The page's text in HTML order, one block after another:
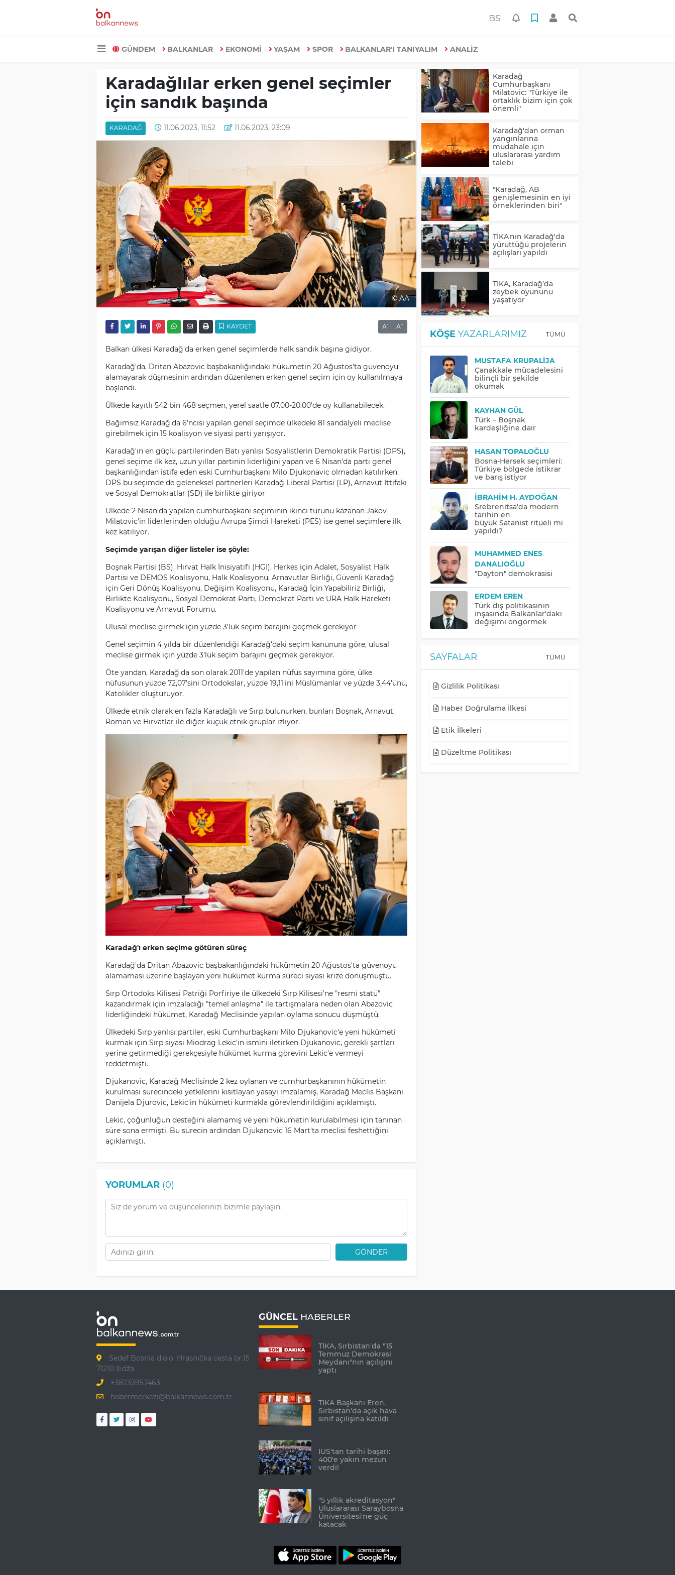
BS
GÜNDEM BALKANLAR EKONOMİ YAŞAM SPOR BALKANLAR'I TANIYALIM ANALİZ
Karadağlılar erken genel seçimler
için sandık başında
KARADAĞ 11.06.2023, 11:52 11.06.2023, 23:09
© AA
KAYDET A- A+
Balkan ülkesi Karadağ'da erken genel seçimlerde halk sandık başına gidiyor.
Karadağ'da, Dritan Abazovic başbakanlığındaki hükümetin 20 Ağustos'ta güvenoyu
alamayarak düşmesinin ardından düzenlenen erken genel seçim için oy kullanılmaya
başlandı.
Ülkede kayıtlı 542 bin 468 seçmen, yerel saatle 07.00-20.00'de oy kullanabilecek.
Bağımsız Karadağ'da 6'ncısı yapılan genel seçimde ülkedeki 81 sandalyeli meclise
girebilmek için 15 koalisyon ve siyasi parti yarışıyor.
Karadağ'ın en güçlü partilerinden Batı yanlısı Sosyalistlerin Demokratik Partisi (DPS),
genel seçime ilk kez, uzun yıllar partinin liderliğini yapan ve 6 Nisan'da parti genel
başkanlığından istifa eden eski Cumhurbaşkanı Milo Djukonavic olmadan katılırken,
DPS bu seçimde de geleneksel partnerleri Karadağ Liberal Partisi (LP), Arnavut İttifakı
ve Sosyal Demokratlar (SD) ile birlikte giriyor
Ülkede 2 Nisan'da yapılan cumhurbaşkanı seçiminin ikinci turunu kazanan Jakov
Milatovic'in liderlerinden olduğu Avrupa Şimdi Hareketi (PES) ise genel seçimlere ilk
kez katılıyor.
Seçimde yarışan diğer listeler ise şöyle:
Boşnak Partisi (BS), Hırvat Halk İnisiyatifi (HGI), Herkes için Adalet, Sosyalist Halk
Partisi ve DEMOS Koalisyonu, Halk Koalisyonu, Arnavutlar Birliği, Güvenli Karadağ
için Geri Dönüş Koalisyonu, Değişim Koalisyonu, Karadağ İçin Yapabiliriz Birliği,
Birlikte Koalisyonu, Sosyal Demokrat Parti, Demokrat Parti ve URA Halk Hareketi
Koalisyonu ve Arnavut Forumu.
Ulusal meclise girmek için yüzde 3'lük seçim barajını geçmek gerekiyor
Genel seçimin 4 yılda bir düzenlendiği Karadağ'daki seçim kanununa göre, ulusal
meclise girmek için yüzde 3'lük seçim barajını geçmek gerekiyor.
Öte yandan, Karadağ'da son olarak 2011'de yapılan nüfus sayımına göre, ülke
nüfusunun yüzde 72,07'sini Ortodokslar, yüzde 19,11'ini Müslümanlar ve yüzde 3,44'ünü,
Katolikler oluşturuyor.
Ülkede etnik olarak en fazla Karadağlı ve Sırp bulunurken, bunları Boşnak, Arnavut,
Roman ve Hırvatlar ile diğer küçük etnik gruplar izliyor.
Karadağ'ı erken seçime götüren süreç
Karadağ'da Dritan Abazovic başbakanlığındaki hükümetin 20 Ağustos'ta güvenoyu
alamaması üzerine başlayan yeni hükümet kurma süreci siyasi krize dönüşmüştü.
Sırp Ortodoks Kilisesi Patriği Porfiriye ile ülkedeki Sırp Kilisesi'ne "resmi statü"
kazandırmak için imzaladığı "temel anlaşma" ile tartışmalara neden olan Abazovic
liderliğindeki hükümet, Karadağ Meclisinde yapılan oylama sonucu düşmüştü.
Ülkedeki Sırp yanlısı partiler, eski Cumhurbaşkanı Milo Djukanovic'e yeni hükümeti
kurmak için Sırp siyasi Miodrag Lekic'in ismini iletirken Djukanovic, gerekli şartları
yerine getirmediği gerekçesiyle hükümet kurma görevini Lekic'e vermeyi
reddetmişti.
Djukanovic, Karadağ Meclisinde 2 kez oylanan ve cumhurbaşkanının hükümetin
kurulması sürecindeki yetkilerini kısıtlayan yasayı imzalamış, Karadağ Meclis Başkanı
Danijela Djurovic, Lekic'in hükümeti kurmakla görevlendirildiğini açıklamıştı.
Lekic, çoğunluğun desteğini alamamış ve yeni hükümetin kurulabilmesi için tanınan
süre sona ermişti. Bu sürecin ardından Djukanovic 16 Mart'ta meclisi feshettiğini
açıklamıştı.
YORUMLAR(0)
GÖNDER
Karadağ
Cumhurbaşkanı
Milatovic: "Türkiye ile
ortaklık bizim için çok
önemli"
Karadağ'dan orman
yangınlarına
müdahale için
uluslararası yardım
talebi
"Karadağ, AB
genişlemesinin en iyi
örneklerinden biri"
TİKA'nın Karadağ'da
yürüttüğü projelerin
açılışları yapıldı
TİKA, Karadağ’da
zeybek oyununu
yaşatıyor
KÖŞE YAZARLARIMIZ TÜMÜ
MUSTAFA KRUPALIJA
Çanakkale mücadelesini
bilinçli bir şekilde
okumak
KAYHAN GÜL
Türk – Boşnak
kardeşliğine dair
HASAN TOPALOĞLU
Bosna-Hersek seçimleri:
Türkiye bölgede istikrar
ve barış istiyor
İBRAHIM H. AYDOĞAN
Srebrenitsa'da modern
tarihin en
büyük Satanist ritüeli mi
yapıldı?
MUHAMMED ENES
DANALIOĞLU
"Dayton" demokrasisi
ERDEM EREN
Türk dış politikasının
inşasında Balkanlar'daki
değişimi öngörmek
SAYFALAR TÜMÜ
Gizlilik Politikası
Haber Doğrulama İlkesi
Etik İlkeleri
Düzeltme Politikası
Sedef Bosnia d.o.o. Hrasnička cesta br.15
71210 Ilidža
+38733957463
habermerkezi@balkannews.com.tr
GÜNCEL HABERLER
TİKA, Sırbistan'da "15
Temmuz Demokrasi
Meydanı"nın açılışını
yaptı
TİKA Başkanı Eren,
Sırbistan'da açık hava
sınıf açılışına katıldı
IUS'tan tarihi başarı:
400'e yakın mezun
verdi!
"5 yıllık akreditasyon"
Uluslararası Saraybosna
Üniversitesi'ne güç
katacak